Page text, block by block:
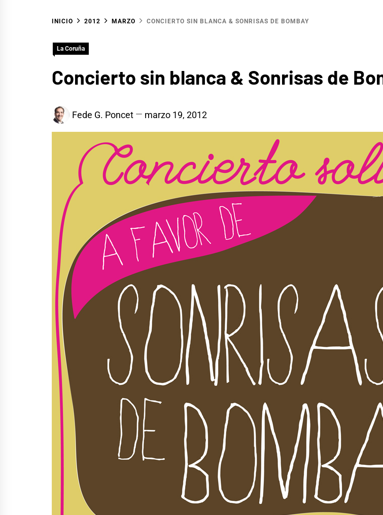
INICIO 2012 MARZO CONCIERTO SIN BLANCA & SONRISAS DE BOMBAY
La Coruña
Concierto sin blanca & Sonrisas de
Fede G. Poncet marzo 19, 2012